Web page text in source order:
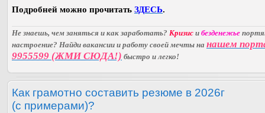
Подробней можно прочитать ЗДЕСЬ.
Не знаешь, чем заняться и как заработать? Кризис и безденежье
настроение? Найди вакансии и работу своей мечты на нашем
9955599 (ЖМИ СЮДА!) быстро и легко!
Как грамотно составить резюме в 2026г
(с примерами)?